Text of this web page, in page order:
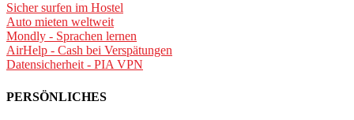
Sicher surfen im Hostel
Auto mieten weltweit
Mondly - Sprachen lernen
AirHelp - Cash bei Verspätungen
Datensicherheit - PIA VPN
PERSÖNLICHES